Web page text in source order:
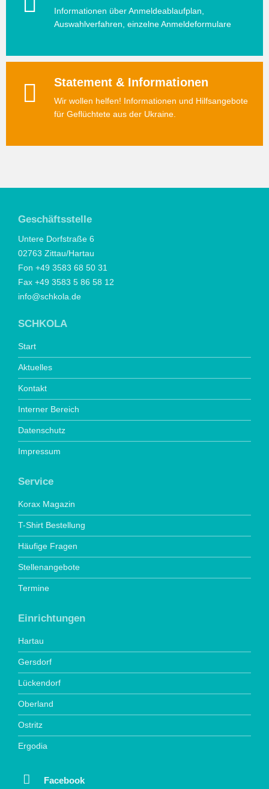
Informationen über Anmeldeablaufplan,
Auswahlverfahren, einzelne Anmeldeformulare
Statement & Informationen
Wir wollen helfen! Informationen und Hilfsangebote
für Geflüchtete aus der Ukraine.
Geschäftsstelle
Untere Dorfstraße 6
02763 Zittau/Hartau
Fon +49 3583 68 50 31
Fax +49 3583 5 86 58 12
info@schkola.de
SCHKOLA
Start
Aktuelles
Kontakt
Interner Bereich
Datenschutz
Impressum
Service
Korax Magazin
T-Shirt Bestellung
Häufige Fragen
Stellenangebote
Termine
Einrichtungen
Hartau
Gersdorf
Lückendorf
Oberland
Ostritz
Ergodia
Facebook